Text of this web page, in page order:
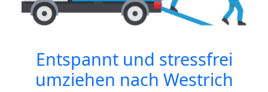
Entspannt und stressfrei
umziehen nach Westrich